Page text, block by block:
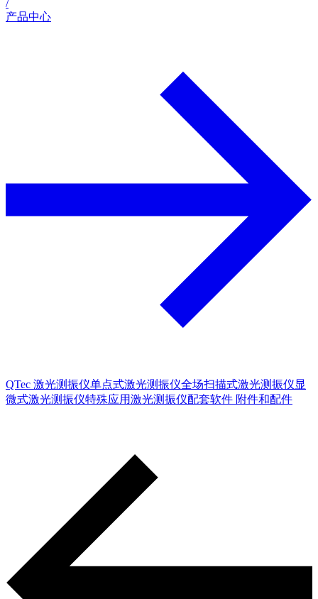
/
产品中心
QTec 激光测振仪单点式激光测振仪全场扫描式激光测振仪显
微式激光测振仪特殊应用激光测振仪配套软件 附件和配件